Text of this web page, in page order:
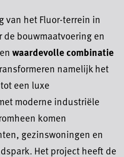
van het Fluor-terrein in
de bouwmaatvoering en
waardevolle combinatie
namelijk het
een luxe
moderne industriële
komen
gezinswoningen en
Het project heeft de